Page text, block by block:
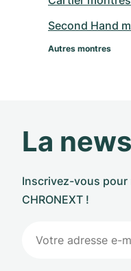
Second Hand
Autres montres
La
Inscrivez-vous pour
CHRONEXT !